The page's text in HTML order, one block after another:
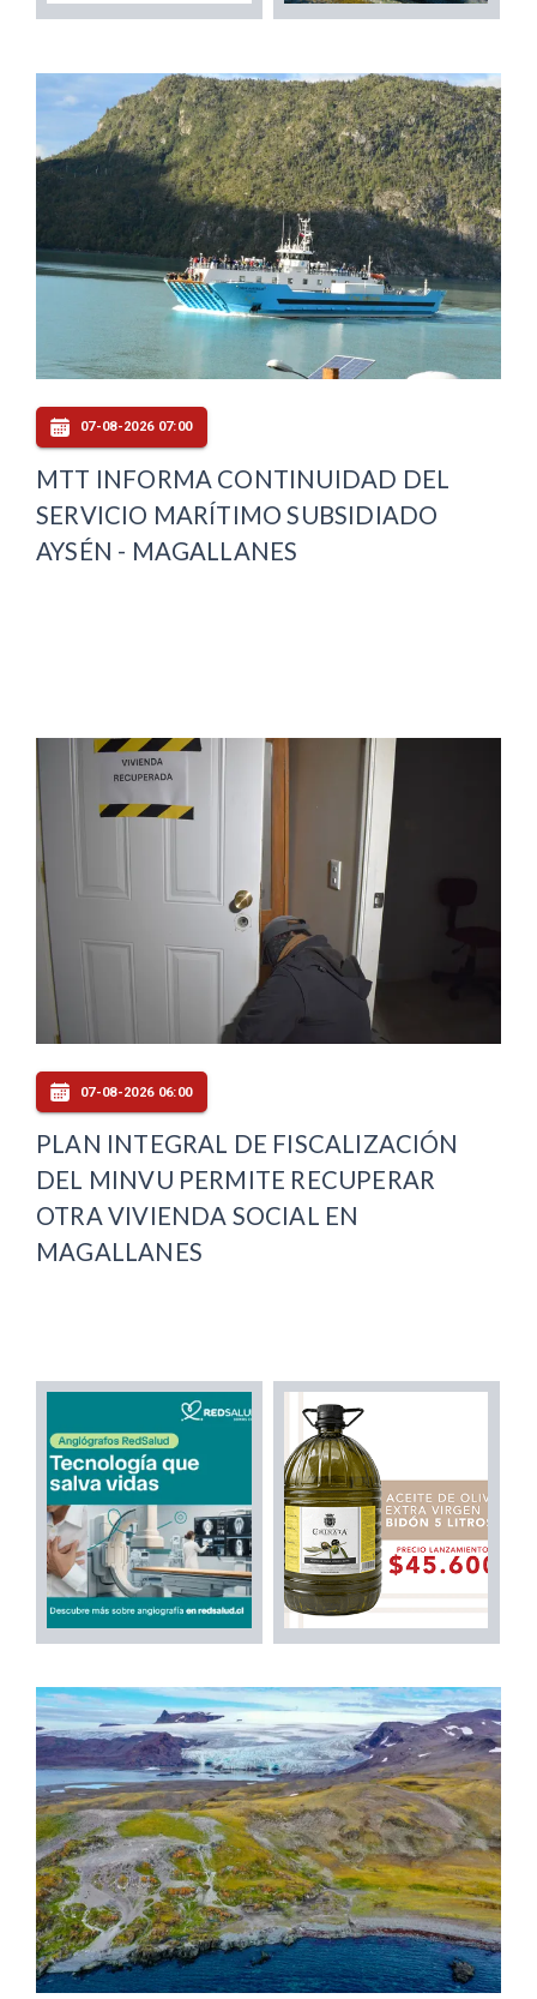
07-08-2026 07:00
MTT INFORMA CONTINUIDAD DEL
SERVICIO MARÍTIMO SUBSIDIADO
AYSÉN - MAGALLANES
07-08-2026 06:00
PLAN INTEGRAL DE FISCALIZACIÓN
DEL MINVU PERMITE RECUPERAR
OTRA VIVIENDA SOCIAL EN
MAGALLANES